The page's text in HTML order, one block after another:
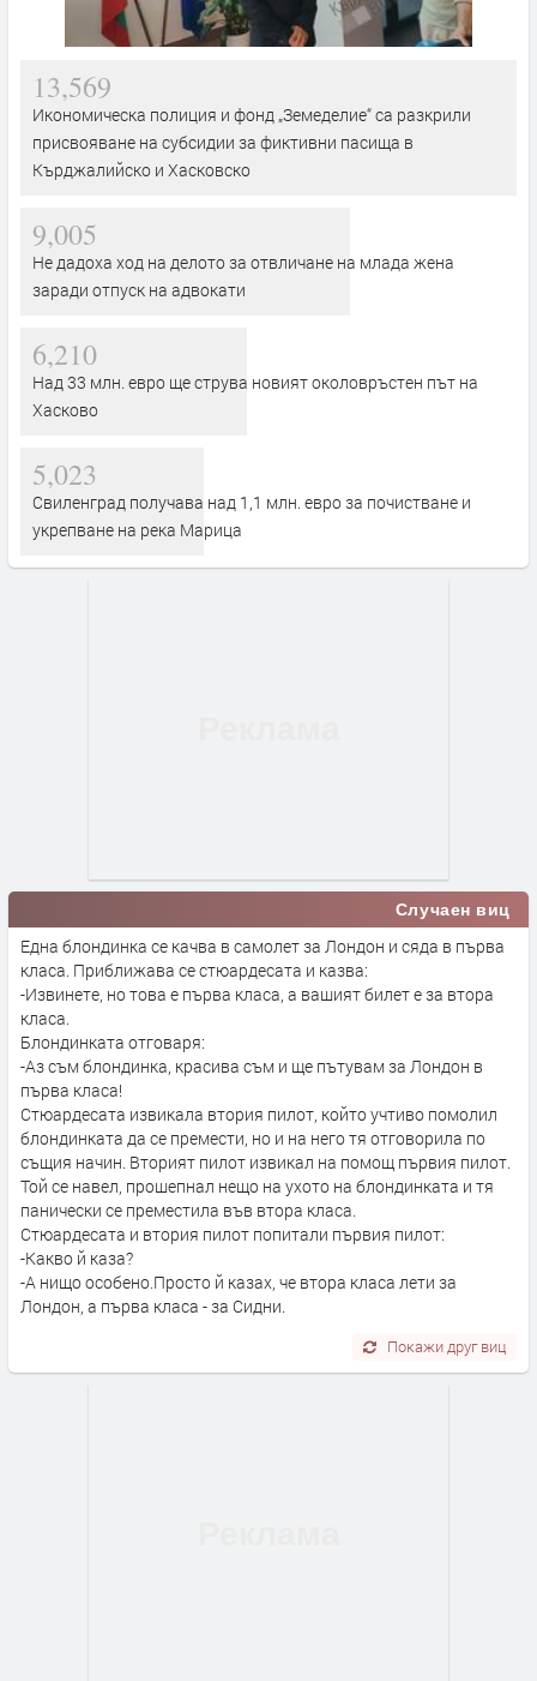
13,569
Икономическа полиция и фонд „Земеделие“ са разкрили
присвояване на субсидии за фиктивни пасища в
Кърджалийско и Хасковско
9,005
Не дадоха ход на делото за отвличане на млада жена
заради отпуск на адвокати
6,210
Над 33 млн. евро ще струва новият околовръстен път на
Хасково
5,023
Свиленград получава над 1,1 млн. евро за почистване и
укрепване на река Марица
Случаен виц
Една блондинка се качва в самолет за Лондон и сяда в първа
класа. Приближава се стюардесата и казва:
-Извинете, но това е първа класа, а вашият билет е за втора
класа.
Блондинката отговаря:
-Аз съм блондинка, красива съм и ще пътувам за Лондон в
първа класа!
Стюардесата извикала втория пилот, който учтиво помолил
блондинката да се премести, но и на него тя отговорила по
същия начин. Вторият пилот извикал на помощ първия пилот.
Той се навел, прошепнал нещо на ухото на блондинката и тя
панически се преместила във втора класа.
Стюардесата и втория пилот попитали първия пилот:
-Какво й каза?
-А нищо особено.Просто й казах, че втора класа лети за
Лондон, а първа класа - за Сидни.
Покажи друг виц